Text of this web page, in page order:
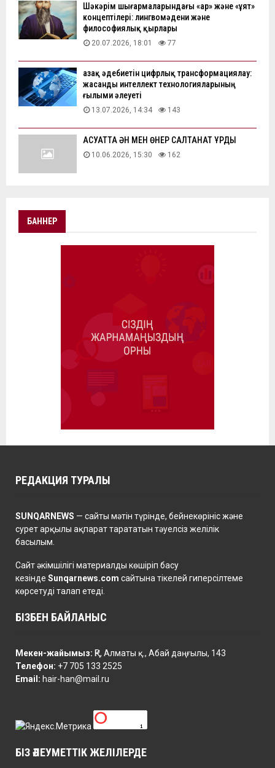
Шәкәрім шығармаларындағы «ар» және «ұят»
концептілері: лингвомәдени және
философиялық қырлары
20.07.2026, 18:01 77
Қазақ әдебиетін цифрлық трансформациялау:
жасанды интеллект технологияларының
ғылыми әлеуеті
13.07.2026, 14:34 143
АҚСУАТТА ӘН МЕН ӨНЕР САЛТАНАТ ҚҰРДЫ
10.06.2026, 15:30 162
БАННЕР
РЕДАКЦИЯ ТУРАЛЫ
SUNQARNEWS — сайты мәтін түрінде, бейнекөрініс және
сурет арқылы ақпарат тарататын тәуелсіз желілік
басылым.
Сайт әкімшілігі материалды көшіріп басу
кезінде Sunqarnews.com сайтына тікелей гиперсілтеме
көрсетуді талап етеді.
БІЗБЕН БАЙЛАНЫС
Мекен-жайымыз: ҚР, Алматы қ., Абай даңғылы, 143
Телефон: +7 705 133 2525
Email: hair-han@mail.ru
БІЗ ӘЛЕУМЕТТІК ЖЕЛІЛЕРДЕ